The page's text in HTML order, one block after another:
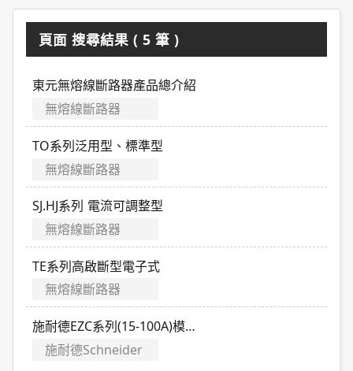
頁面 搜尋結果 ( 5 筆 )
東元無熔線斷路器產品總介紹
無熔線斷路器
TO系列泛用型、標準型
無熔線斷路器
SJ.HJ系列 電流可調整型
無熔線斷路器
TE系列高啟斷型電子式
無熔線斷路器
施耐德EZC系列(15-100A)模殼式斷路器
施耐德Schneider